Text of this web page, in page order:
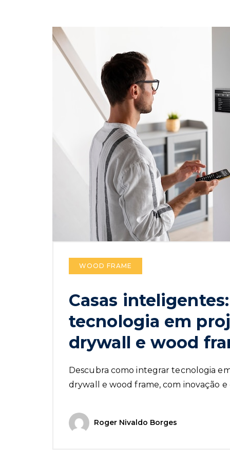
WOOD FRAME
Casas
tecnologia em
drywall e wood
Descubra como integrar tecnologia
drywall e wood frame, com inovação
Roger Nivaldo Borges